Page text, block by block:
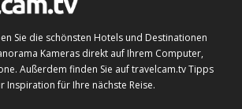
Sie die schönsten Hotels und Destinationen
Kameras direkt auf Ihrem Computer,
Außerdem finden Sie auf travelcam.tv Tipps
Inspiration für Ihre nächste Reise.